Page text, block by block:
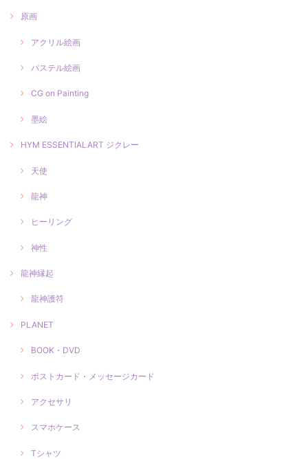
原画
アクリル絵画
パステル絵画
CG on Painting
墨絵
HYM ESSENTIALART ジクレー
天使
龍神
ヒーリング
神性
龍神縁起
龍神護符
PLANET
BOOK・DVD
ポストカード・メッセージカード
アクセサリ
スマホケース
Tシャツ